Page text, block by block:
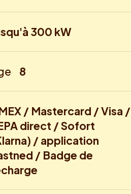
300 kW
8
/ Mastercard / Visa /
direct / Sofort
/ application
/ Badge de